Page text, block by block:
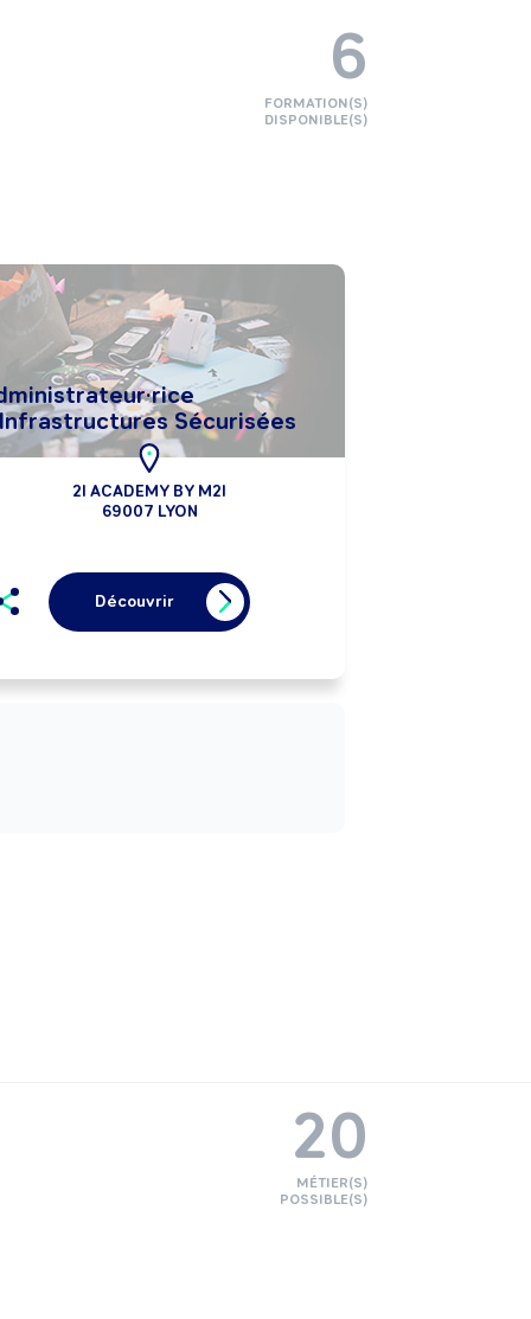
Sécurisées
2I ACADEMY BY M2I
69007 LYON
Découvrir
6
FORMATION(S)
DISPONIBLE(S)
20
MÉTIER(S)
POSSIBLE(S)